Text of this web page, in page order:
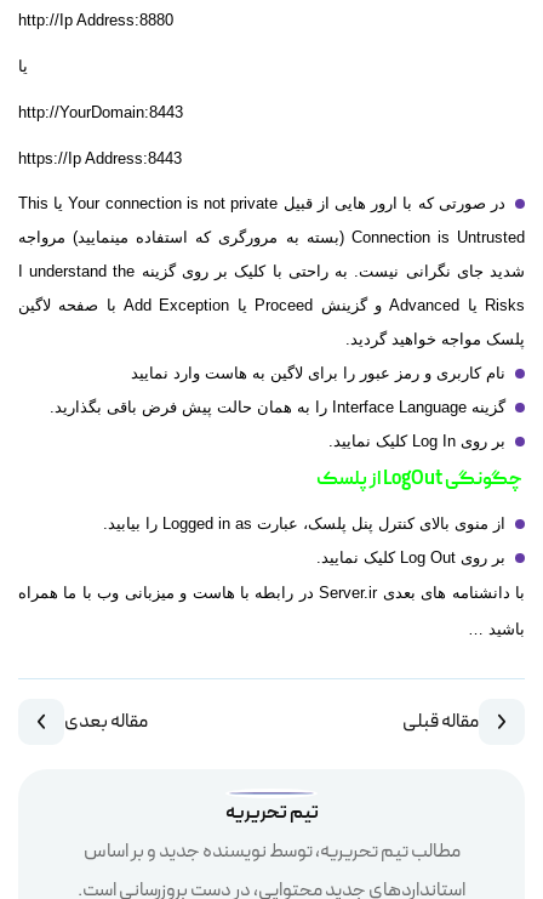
http://Ip Address:8880
http://YourDomain:8443
https:// Ip Address:8443
در صورتی که با ارور هایی از قبیل Your connection is not private یا This
Connection is Untrusted (بسته به مرورگری که استفاده مینمایید) مرواجه
شدید جای نگرانی نیست. به راحتی با کلیک بر روی گزینه I understand the
Risks یا Advanced و گزینش Proceed یا Add Exception با صفحه لاگین
پلسک مواجه خواهید گردید.
نام کاربری و رمز عبور را برای لاگین به هاست وارد نمایید
گزینه Interface Language را به همان حالت پیش فرض باقی بگذارید.
بر روی Log In کلیک نمایید.
چگونگی LogOut از پلسک
از منوی بالای کنترل پنل پلسک، عبارت Logged in as را بیابید.
بر روی Log Out کلیک نمایید.
با دانشنامه های بعدی Server.ir در رابطه با هاست و میزبانی وب با ما همراه
باشید …
مقاله قبلی مقاله بعدی
تیم تحریریه
مطالب تیم تحریریه، توسط نویسنده جدید و بر اساس
استانداردهای جدید محتوایی، در دست بروزرسانی است.